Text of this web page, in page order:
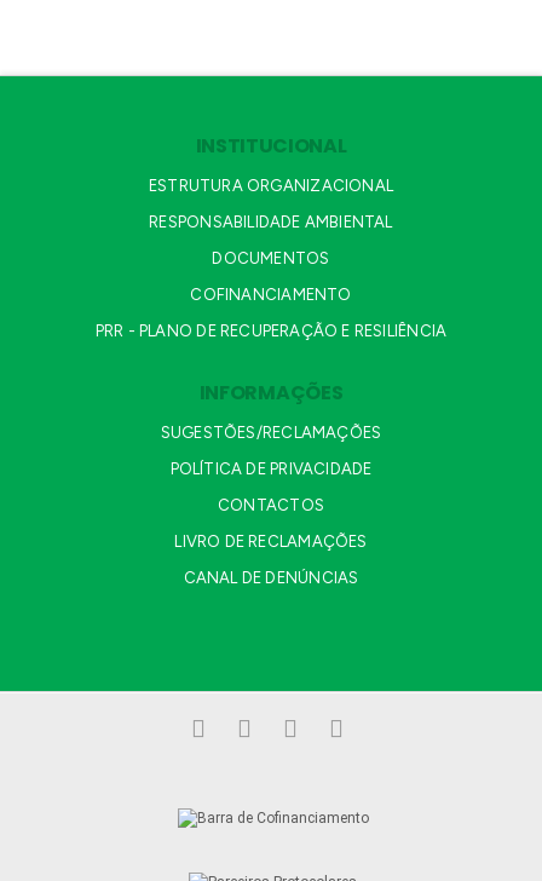
INSTITUCIONAL
ESTRUTURA ORGANIZACIONAL
RESPONSABILIDADE AMBIENTAL
DOCUMENTOS
COFINANCIAMENTO
PRR - PLANO DE RECUPERAÇÃO E RESILIÊNCIA
INFORMAÇÕES
SUGESTÕES/RECLAMAÇÕES
POLÍTICA DE PRIVACIDADE
CONTACTOS
LIVRO DE RECLAMAÇÕES
CANAL DE DENÚNCIAS